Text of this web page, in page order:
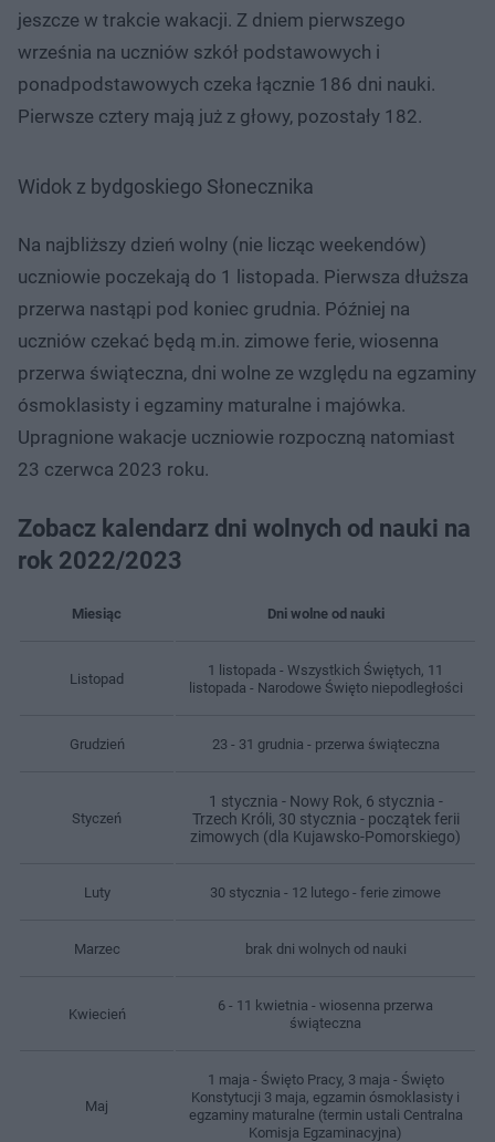
jeszcze w trakcie wakacji. Z dniem pierwszego
września na uczniów szkół podstawowych i
ponadpodstawowych czeka łącznie 186 dni nauki.
Pierwsze cztery mają już z głowy, pozostały 182.
Widok z bydgoskiego Słonecznika
Na najbliższy dzień wolny (nie licząc weekendów)
uczniowie poczekają do 1 listopada. Pierwsza dłuższa
przerwa nastąpi pod koniec grudnia. Później na
uczniów czekać będą m.in. zimowe ferie, wiosenna
przerwa świąteczna, dni wolne ze względu na egzaminy
ósmoklasisty i egzaminy maturalne i majówka.
Upragnione wakacje uczniowie rozpoczną natomiast
23 czerwca 2023 roku.
Zobacz kalendarz dni wolnych od nauki na
rok 2022/2023
Miesiąc Dni wolne od nauki
Listopad
1 listopada - Wszystkich Świętych, 11
listopada - Narodowe Święto niepodległości
Grudzień 23 - 31 grudnia - przerwa świąteczna
Styczeń
1 stycznia - Nowy Rok, 6 stycznia -
Trzech Króli, 30 stycznia - początek ferii
zimowych (dla Kujawsko-Pomorskiego)
Luty 30 stycznia - 12 lutego - ferie zimowe
Marzec brak dni wolnych od nauki
Kwiecień
6 - 11 kwietnia - wiosenna przerwa
świąteczna
Maj
1 maja - Święto Pracy, 3 maja - Święto
Konstytucji 3 maja, egzamin ósmoklasisty i
egzaminy maturalne (termin ustali Centralna
Komisja Egzaminacyjna)